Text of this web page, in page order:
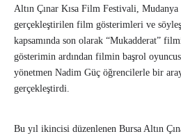
Altın Çınar Kısa Film Festivali, Mudanya
gerçekleştirilen film gösterimleri ve
kapsamında son olarak “Mukadderat”
gösterimin ardından filmin başrol
yönetmen Nadim Güç öğrencilerle bir
gerçekleştirdi.
Bu yıl ikincisi düzenlenen Bursa Altın